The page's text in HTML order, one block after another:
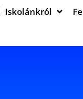
Iskolánkról